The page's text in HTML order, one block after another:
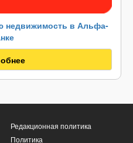
недвижимость в Альфа-
Редакционная политика
Политика